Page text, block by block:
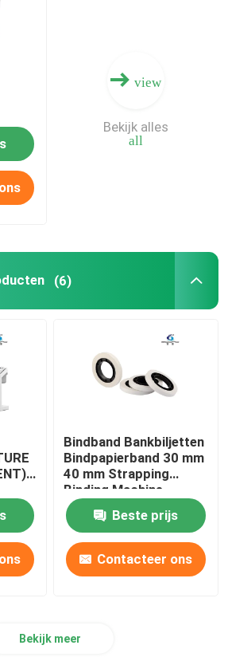
view
all
Bekijk alles
(6)
Bindband Bankbiljetten
Bindpapierband 30 mm
40 mm Strapping
Binding Machine
Beste prijs
Contacteer ons
Bekijk meer